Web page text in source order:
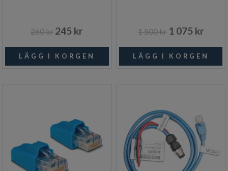
260 kr 245 kr 1 500 kr 1 075 kr